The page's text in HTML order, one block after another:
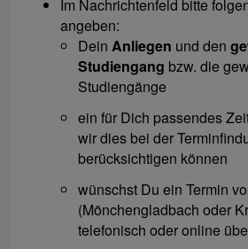
Im Nachrichtenfeld bitte
angeben:
Dein Anliegen und den
Studiengang bzw. die
Studiengänge
ein für Dich passendes
wir dies bei der
berücksichtigen können
wünschst Du ein Termin
(Mönchengladbach oder
telefonisch oder online